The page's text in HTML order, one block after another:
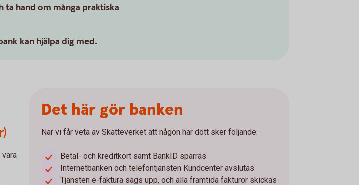
ta hand om många praktiska
kan hjälpa dig med.
vara
Det här gör banken
När vi får veta av Skatteverket att någon har dött sker följande:
Betal- och kreditkort samt BankID spärras
Internetbanken och telefontjänsten Kundcenter avslutas
Tjänsten e-faktura sägs upp, och alla framtida fakturor skickas